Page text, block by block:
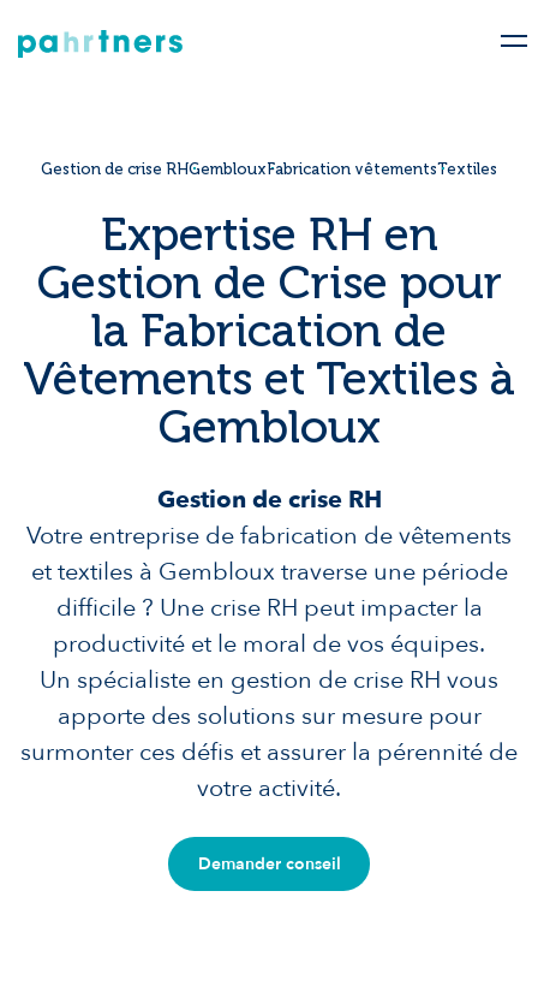
Gestion de crise RHGemblouxFabrication vêtementsTextiles
Expertise RH en
Gestion de Crise pour
la Fabrication de
Vêtements et Textiles à
Gembloux
Gestion de crise RH
Votre entreprise de fabrication de vêtements
et textiles à Gembloux traverse une période
difficile ? Une crise RH peut impacter la
productivité et le moral de vos équipes.
Un spécialiste en gestion de crise RH vous
apporte des solutions sur mesure pour
surmonter ces défis et assurer la pérennité de
votre activité.
Demander conseil